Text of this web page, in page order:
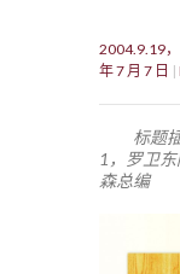
2004.9.19
年 7 月 7 日
标题
1，罗卫
森总编